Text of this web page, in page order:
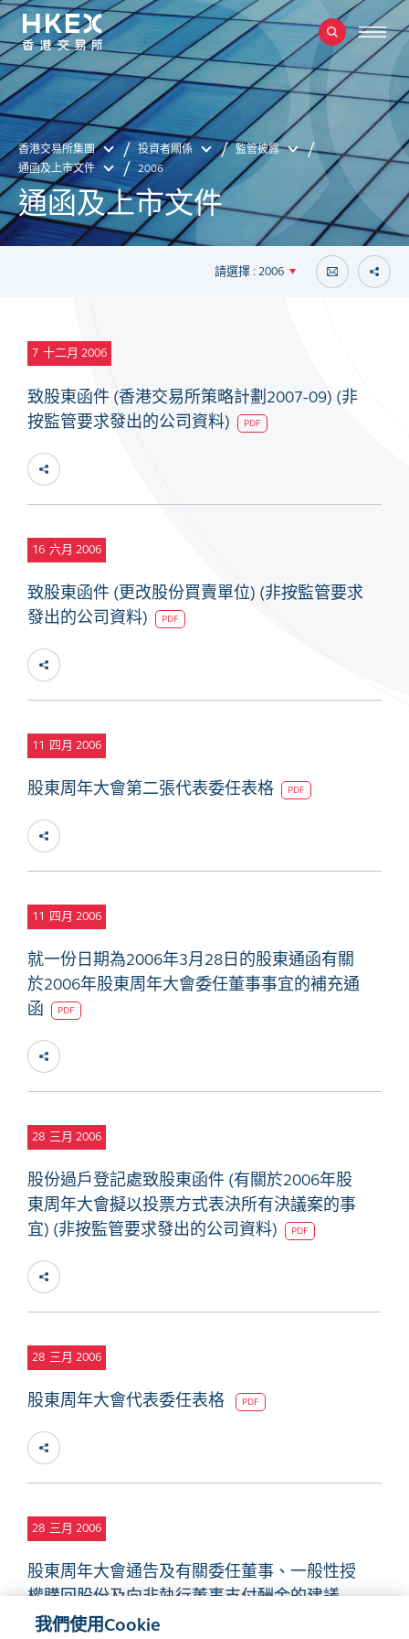
香港交易所集團 投資者關係
監管披露
通函及上市文件
2006
通函及上市文件
請選擇 : 2006
7 十二月 2006
致股東函件 (香港交易所策略計劃2007-09) (非
按監管要求發出的公司資料)
PDF
16 六月 2006
致股東函件 (更改股份買賣單位) (非按監管要求
發出的公司資料)
PDF
11 四月 2006
股東周年大會第二張代表委任表格 PDF
11 四月 2006
就一份日期為2006年3月28日的股東通函有關
於2006年股東周年大會委任董事事宜的補充通
函
PDF
28 三月 2006
股份過戶登記處致股東函件 (有關於2006年股
東周年大會擬以投票方式表決所有決議案的事
宜) (非按監管要求發出的公司資料)
PDF
28 三月 2006
股東周年大會代表委任表格 PDF
28 三月 2006
股東周年大會通告及有關委任董事、一般性授
權購回股份及向非執行董事支付酬金的建議
PDF
我們使用Cookie